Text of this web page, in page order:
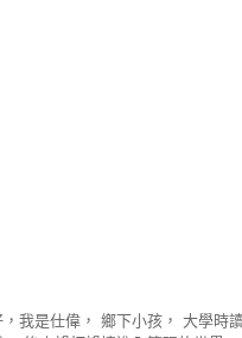
，我是仕偉， 鄉下小孩， 大學時